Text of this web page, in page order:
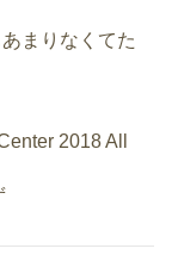
まりなくてた
2018 All